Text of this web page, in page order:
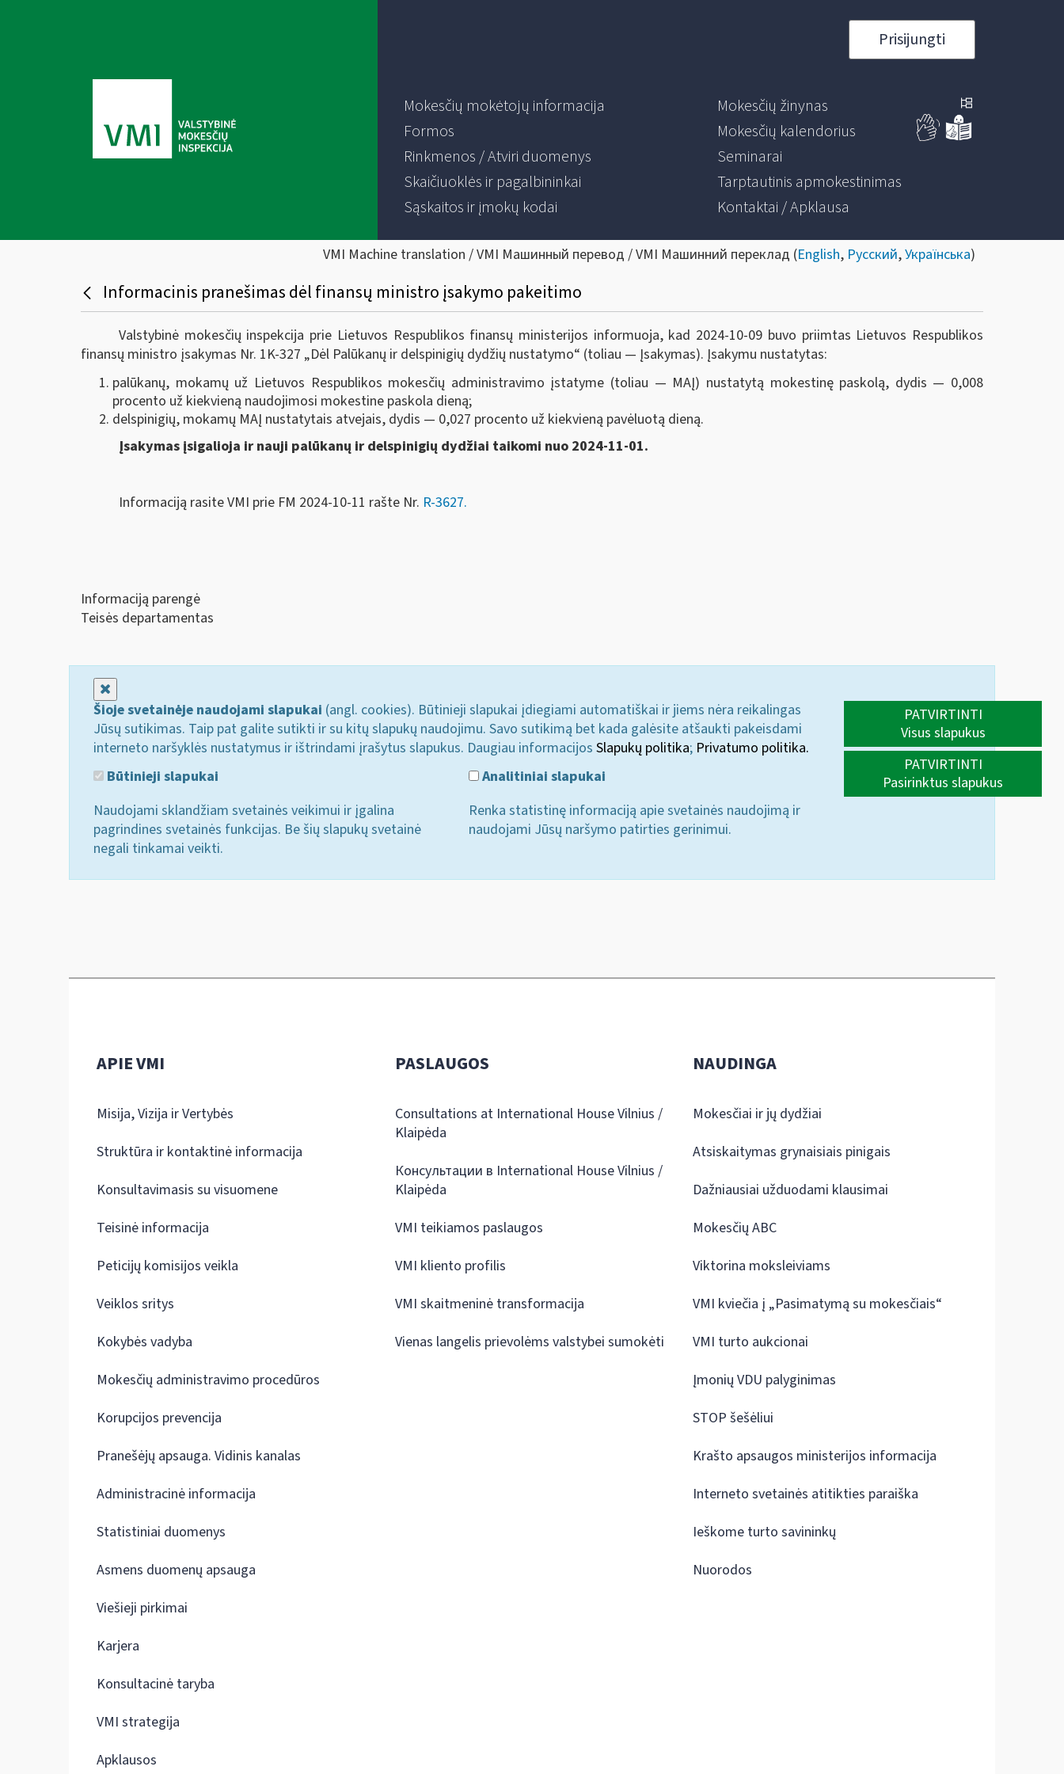
Prisijungti
Mokesčių mokėtojų informacija
Formos
Rinkmenos / Atviri duomenys
Skaičiuoklės ir pagalbininkai
Sąskaitos ir įmokų kodai
Mokesčių žinynas
Mokesčių kalendorius
Seminarai
Tarptautinis apmokestinimas
Kontaktai / Apklausa
VMI Machine translation / VMI Машинный перевод / VMI Машинний переклад (English, Русский,Українська)
Informacinis pranešimas dėl finansų ministro įsakymo pakeitimo
Valstybinė mokesčių inspekcija prie Lietuvos Respublikos finansų ministerijos informuoja, kad 2024-10-09 buvo priimtas Lietuvos Respublikos
finansų ministro įsakymas Nr. 1K-327 „Dėl Palūkanų ir delspinigių dydžių nustatymo“ (toliau — Įsakymas). Įsakymu nustatytas:
palūkanų, mokamų už Lietuvos Respublikos mokesčių administravimo įstatyme (toliau — MAĮ) nustatytą mokestinę paskolą, dydis — 0,008
procento už kiekvieną naudojimosi mokestine paskola dieną;
delspinigių, mokamų MAĮ nustatytais atvejais, dydis — 0,027 procento už kiekvieną pavėluotą dieną.
Įsakymas įsigalioja ir nauji palūkanų ir delspinigių dydžiai taikomi nuo 2024-11-01.
Informaciją rasite VMI prie FM 2024-10-11 rašte Nr. R-3627.
Informaciją parengė
Teisės departamentas
Šioje svetainėje naudojami slapukai (angl. cookies). Būtinieji slapukai įdiegiami automatiškai ir jiems nėra reikalingas
Jūsų sutikimas. Taip pat galite sutikti ir su kitų slapukų naudojimu. Savo sutikimą bet kada galėsite atšaukti pakeisdami
interneto naršyklės nustatymus ir ištrindami įrašytus slapukus. Daugiau informacijos Slapukų politika; Privatumo politika.
Būtinieji slapukai
Naudojami sklandžiam svetainės veikimui ir įgalina
pagrindines svetainės funkcijas. Be šių slapukų svetainė
negali tinkamai veikti.
Analitiniai slapukai
Renka statistinę informaciją apie svetainės naudojimą ir
naudojami Jūsų naršymo patirties gerinimui.
PATVIRTINTI
Visus slapukus
PATVIRTINTI
Pasirinktus slapukus
APIE VMI
Misija, Vizija ir Vertybės
Struktūra ir kontaktinė informacija
Konsultavimasis su visuomene
Teisinė informacija
Peticijų komisijos veikla
Veiklos sritys
Kokybės vadyba
Mokesčių administravimo procedūros
Korupcijos prevencija
Pranešėjų apsauga. Vidinis kanalas
Administracinė informacija
Statistiniai duomenys
Asmens duomenų apsauga
Viešieji pirkimai
Karjera
Konsultacinė taryba
VMI strategija
Apklausos
PASLAUGOS
Consultations at International House Vilnius /
Klaipėda
Консультации в International House Vilnius /
Klaipėda
VMI teikiamos paslaugos
VMI kliento profilis
VMI skaitmeninė transformacija
Vienas langelis prievolėms valstybei sumokėti
NAUDINGA
Mokesčiai ir jų dydžiai
Atsiskaitymas grynaisiais pinigais
Dažniausiai užduodami klausimai
Mokesčių ABC
Viktorina moksleiviams
VMI kviečia į „Pasimatymą su mokesčiais“
VMI turto aukcionai
Įmonių VDU palyginimas
STOP šešėliui
Krašto apsaugos ministerijos informacija
Interneto svetainės atitikties paraiška
Ieškome turto savininkų
Nuorodos